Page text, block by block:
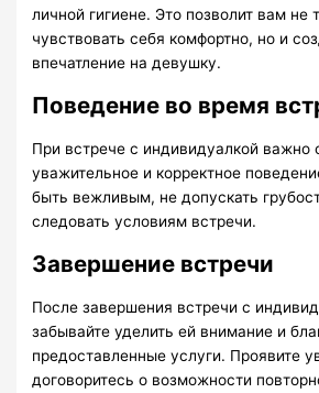
личной гигиене. Это позволит вам не
чувствовать себя комфортно, но и
впечатление на девушку.
Поведение во время
При встрече с индивидуалкой важно
уважительное и корректное
быть вежливым, не допускать
следовать условиям встречи.
Завершение встречи
После завершения встречи с
забывайте уделить ей внимание и
предоставленные услуги. Проявите
договоритесь о возможности